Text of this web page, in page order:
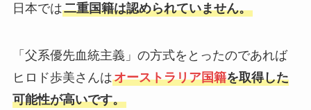
日本では二重国籍は認められていません。
「父系優先血統主義」の方式をとったのであれば
ヒロド歩美さんはオーストラリア国籍を取得した
可能性が高いです。